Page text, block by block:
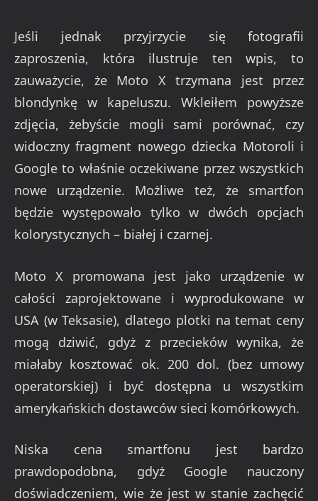
Jeśli jednak przyjrzycie się fotografii
zaproszenia, która ilustruje ten wpis, to
zauważycie, że Moto X trzymana jest przez
blondynkę w kapeluszu. Wkleiłem powyższe
zdjęcia, żebyście mogli sami porównać, czy
widoczny fragment nowego dziecka Motoroli i
Google to właśnie oczekiwane przez wszystkich
nowe urządzenie. Możliwe też, że smartfon
będzie występowało tylko w dwóch opcjach
kolorystycznych – białej i czarnej.
Moto X promowana jest jako urządzenie w
całości zaprojektowane i wyprodukowane w
USA (w Teksasie), dlatego plotki na temat ceny
mogą dziwić, gdyż z przecieków wynika, że
miałaby kosztować ok. 200 dol. (bez umowy
operatorskiej) i być dostępna u wszystkim
amerykańskich dostawców sieci komórkowych.
Niska cena smartfonu jest bardzo
prawdopodobna, gdyż Google nauczony
doświadczeniem, wie że jest w stanie zachęcić